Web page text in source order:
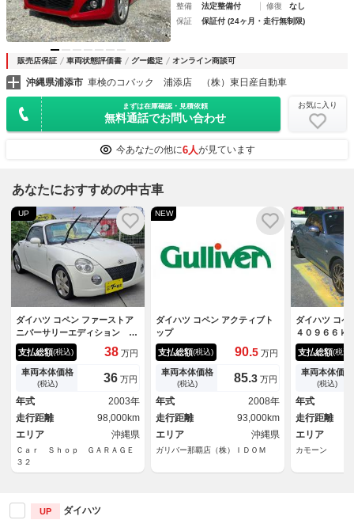
整備
法定整備付 修復
なし
保証
保証付 (24ヶ月・走行無制限)
販売店保証 車両状態評価書 グー鑑定 オンライン商談可
沖縄県浦添市 車検のコバック 浦添店 （株）東日産自動車
まずは在庫確認・見積依頼
無料通話でお問い合わせ
お気に入り
今あなたの他に6人が見ています
あなたにおすすめの中古車
UP
ダイハツ コペン ファーストア
ニバーサリーエディション 安
全ボディオートマ、ターホエン
ジン純正アルミ
支払総額(税込) 38 万円
車両本体価格
(税込) 36 万円
年式
2003年
走行距離
98,000km
エリア
沖縄県
Ｃａｒ Ｓｈｏｐ ＧＡＲＡＧＥ
３２
NEW
ダイハツ コペン アクティブト
ップ
支払総額(税込) 90.5 万円
車両本体価格
(税込) 85.3 万円
年式
2008年
走行距離
93,000km
エリア
沖縄県
ガリバー那覇店（株）ＩＤＯＭ
ダイハツ コ
４０９６６ｋ
ナビバックカ
ｏｔｈ
支払総額(税込)
車両本体価格
(税込)
年式
走行距離
エリア
カモーン
UP ダイハツ